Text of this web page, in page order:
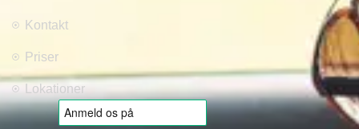
Kontakt
Priser
Lokationer